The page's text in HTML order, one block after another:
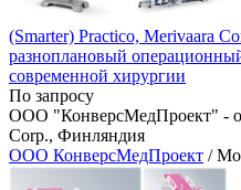
(Smarter) Practico, Merivaara
разноплановый
современной хирургии
По запросу
ООО "КонверсМедПроект" -
Corp., Финляндия
ООО КонверсМедПроект /